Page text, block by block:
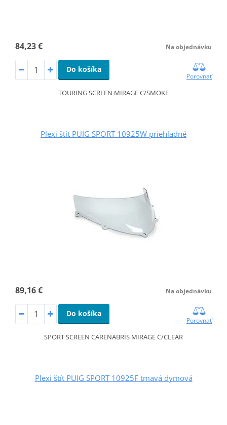
84,23 € Na objednávku
Do košíka
Porovnať
TOURING SCREEN MIRAGE C/SMOKE
Plexi štít PUIG SPORT 10925W priehľadné
89,16 € Na objednávku
Do košíka
Porovnať
SPORT SCREEN CARENABRIS MIRAGE C/CLEAR
Plexi štít PUIG SPORT 10925F tmavá dymová